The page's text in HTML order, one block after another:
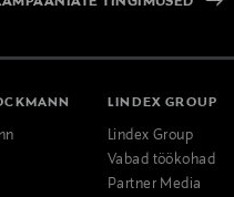
LINDEX GROUP
Lindex Group
Vabad töökohad
Partner Media